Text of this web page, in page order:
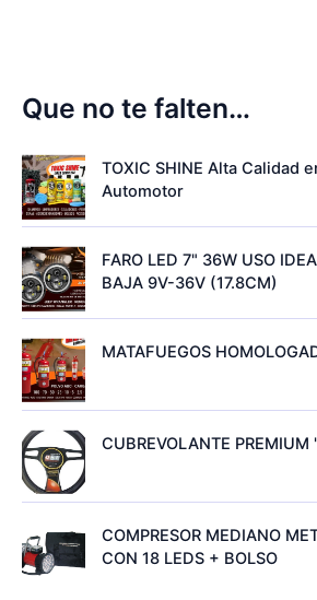
Que no te falten…
TOXIC SHINE Alta Calidad
Automotor
FARO LED 7" 36W USO
BAJA 9V-36V (17.8CM)
MATAFUEGOS
CUBREVOLANTE
COMPRESOR MEDIANO
CON 18 LEDS + BOLSO